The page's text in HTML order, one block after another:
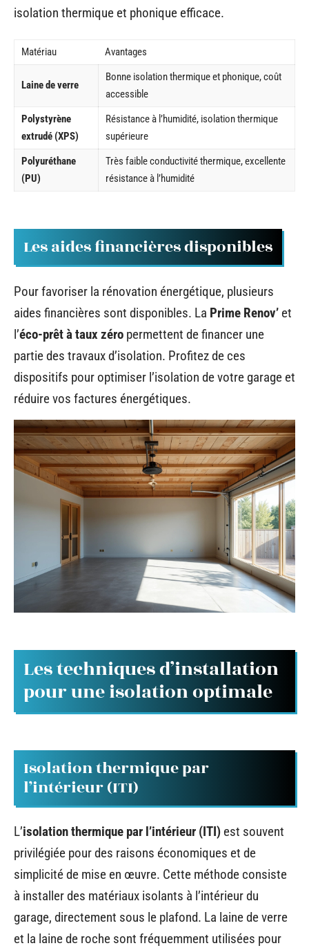
isolation thermique et phonique efficace.
Matériau Avantages
Laine de verre
Bonne isolation thermique et phonique, coût
accessible
Polystyrène
extrudé (XPS)
Résistance à l’humidité, isolation thermique
supérieure
Polyuréthane
(PU)
Très faible conductivité thermique, excellente
résistance à l’humidité
Les aides financières disponibles
Pour favoriser la rénovation énergétique, plusieurs
aides financières sont disponibles. La Prime Renov’ et
l’éco-prêt à taux zéro permettent de financer une
partie des travaux d’isolation. Profitez de ces
dispositifs pour optimiser l’isolation de votre garage et
réduire vos factures énergétiques.
Les techniques d’installation
pour une isolation optimale
Isolation thermique par
l’intérieur (ITI)
L’isolation thermique par l’intérieur (ITI) est souvent
privilégiée pour des raisons économiques et de
simplicité de mise en œuvre. Cette méthode consiste
à installer des matériaux isolants à l’intérieur du
garage, directement sous le plafond. La laine de verre
et la laine de roche sont fréquemment utilisées pour